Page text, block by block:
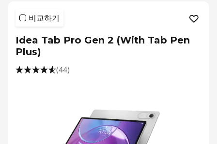
비교하기
Idea Tab Pro Gen 2 (With Tab Pen
Plus)
(44)